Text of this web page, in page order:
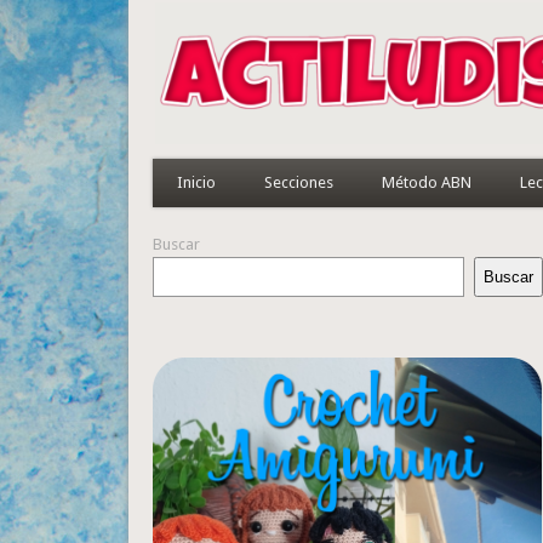
Inicio Secciones Método ABN
Buscar
Buscar